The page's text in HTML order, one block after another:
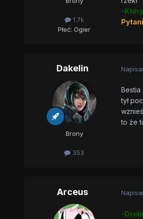
1.7k
Płeć: Ogier
-
Dakelin
Brony
353
Bestia
tył
to że
Arceus
-